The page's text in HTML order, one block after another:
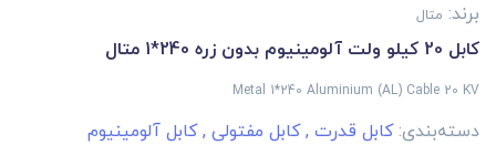
برند: متال
کابل 20 کیلو ولت آلومینیوم بدون زره 240*1 متال
Metal 1*240 Aluminium (AL) Cable 20 KV
دسته‌بندی:کابل قدرت ,کابل مفتولی ,کابل آلومینیوم